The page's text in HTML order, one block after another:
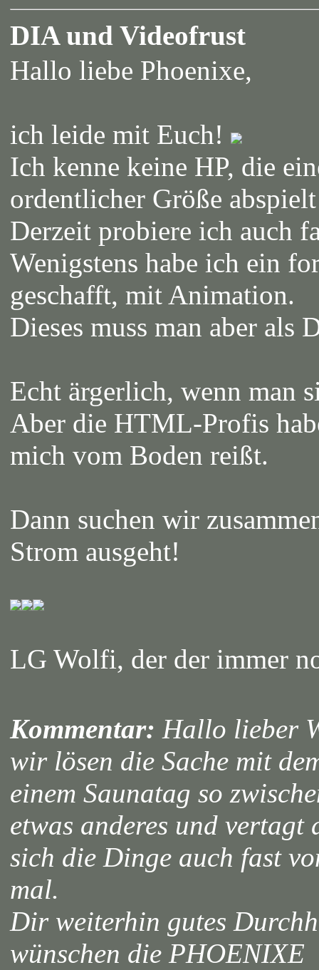
DIA und Videofrust
Hallo liebe Phoenixe,
ich leide mit Euch!
Ich kenne keine HP, die
ordentlicher Größe
Derzeit probiere ich auch
Wenigstens habe ich ein
geschafft, mit Animation.
Dieses muss man aber als
Echt ärgerlich, wenn man
Aber die HTML-Profis
mich vom Boden reißt.
Dann suchen wir
Strom ausgeht!
LG Wolfi, der der immer
Kommentar: Hallo lieber
wir lösen die Sache mit
einem Saunatag so
etwas anderes und
sich die Dinge auch fast
mal.
Dir weiterhin gutes
wünschen die PHOENIXE